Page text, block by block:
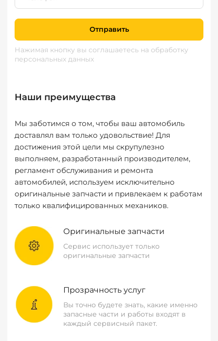
Отправить
Нажимая кнопку вы соглашаетесь на обработку
персональных данных
Наши преимущества
Мы заботимся о том, чтобы ваш автомобиль
доставлял вам только удовольствие! Для
достижения этой цели мы скрупулезно
выполняем, разработанный производителем,
регламент обслуживания и ремонта
автомобилей, используем исключительно
оригинальные запчасти и привлекаем к работам
только квалифицированных механиков.
Оригинальные запчасти
Сервис использует только
оригинальные запчасти
Прозрачность услуг
Вы точно будете знать, какие именно
запасные части и работы входят в
каждый сервисный пакет.